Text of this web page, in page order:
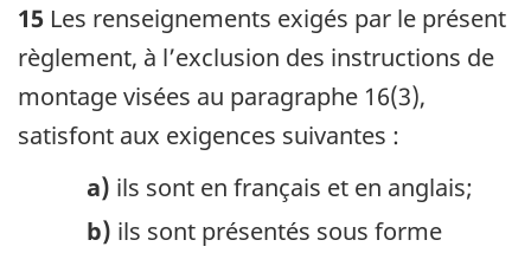
15 Les renseignements exigés par le présent
règlement, à l’exclusion des instructions de
montage visées au paragraphe 16(3),
satisfont aux exigences suivantes :
a) ils sont en français et en anglais;
b) ils sont présentés sous forme